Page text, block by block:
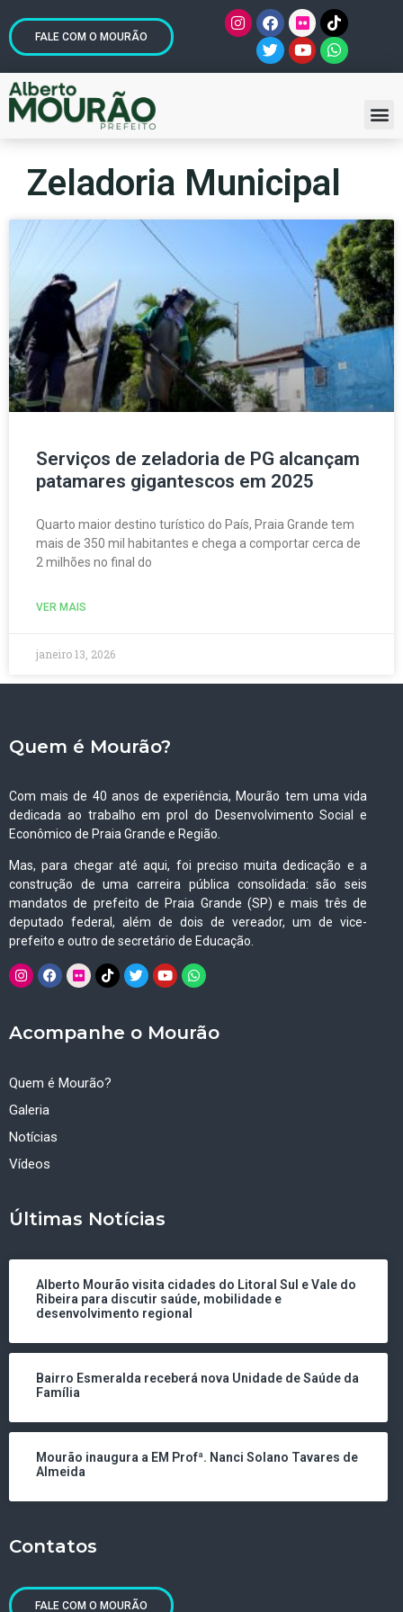
FALE COM O MOURÃO
Zeladoria Municipal
Serviços de zeladoria de PG alcançam
patamares gigantescos em 2025
Quarto maior destino turístico do País, Praia Grande tem
mais de 350 mil habitantes e chega a comportar cerca de
2 milhões no final do
VER MAIS
janeiro 13, 2026
Quem é Mourão?
Com mais de 40 anos de experiência, Mourão tem uma vida
dedicada ao trabalho em prol do Desenvolvimento Social e
Econômico de Praia Grande e Região.
Mas, para chegar até aqui, foi preciso muita dedicação e a
construção de uma carreira pública consolidada: são seis
mandatos de prefeito de Praia Grande (SP) e mais três de
deputado federal, além de dois de vereador, um de vice-
prefeito e outro de secretário de Educação.
Acompanhe o Mourão
Quem é Mourão?
Galeria
Notícias
Vídeos
Últimas Notícias
Alberto Mourão visita cidades do Litoral Sul e Vale do
Ribeira para discutir saúde, mobilidade e
desenvolvimento regional
Bairro Esmeralda receberá nova Unidade de Saúde da
Família
Mourão inaugura a EM Profª. Nanci Solano Tavares de
Almeida
Contatos
FALE COM O MOURÃO